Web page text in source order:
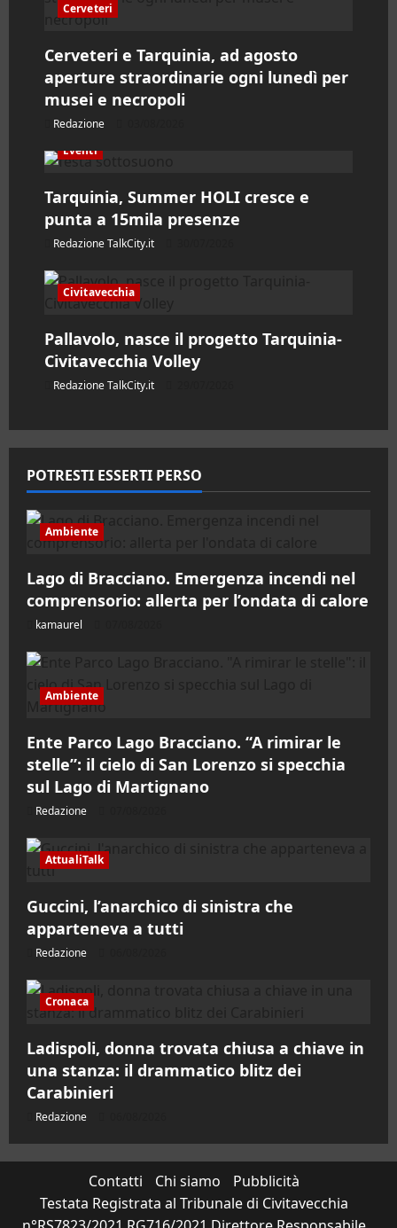
t
i
c
o
l
o
Cerveteri
Cerveteri e Tarquinia, ad agosto
aperture straordinarie ogni lunedì per
musei e necropoli
Redazione
Eventi
Tarquinia, Summer HOLI cresce e
punta a 15mila presenze
Redazione TalkCity.it
Civitavecchia
Pallavolo, nasce il progetto Tarquinia-
Civitavecchia Volley
Redazione TalkCity.it
POTRESTI ESSERTI PERSO
Ambiente
Lago di Bracciano. Emergenza incendi nel
comprensorio: allerta per l’ondata di calore
kamaurel
Ambiente
Ente Parco Lago Bracciano. “A rimirar le
stelle”: il cielo di San Lorenzo si specchia
sul Lago di Martignano
Redazione
AttualiTalk
Guccini, l’anarchico di sinistra che
apparteneva a tutti
Redazione
Cronaca
Ladispoli, donna trovata chiusa a chiave in
una stanza: il drammatico blitz dei
Carabinieri
Redazione
Contatti Chi siamo
Pubblicità
Testata Registrata al Tribunale di Civitavecchia